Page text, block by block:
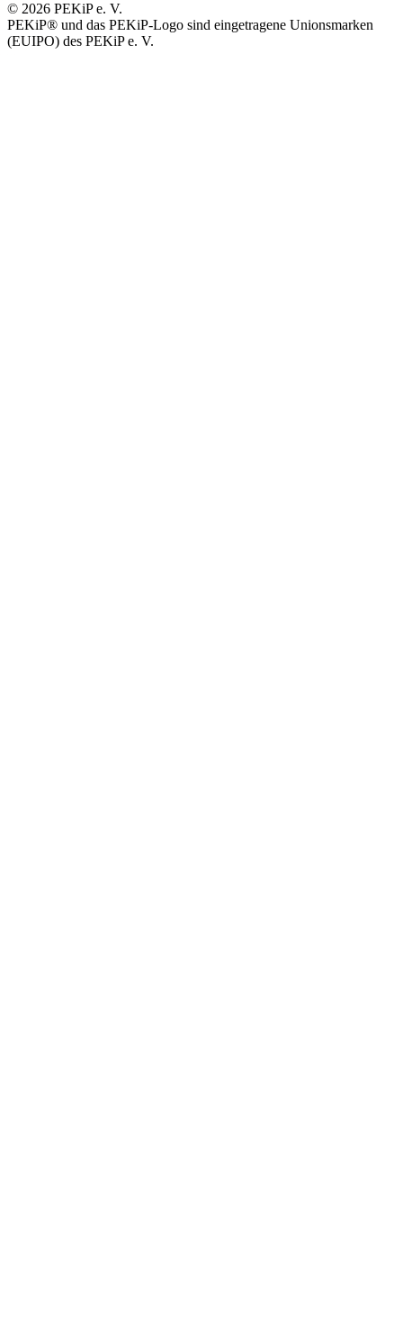
© 2026 PEKiP e. V.
PEKiP® und das PEKiP-Logo sind eingetragene Unionsmarken
(EUIPO) des PEKiP e. V.